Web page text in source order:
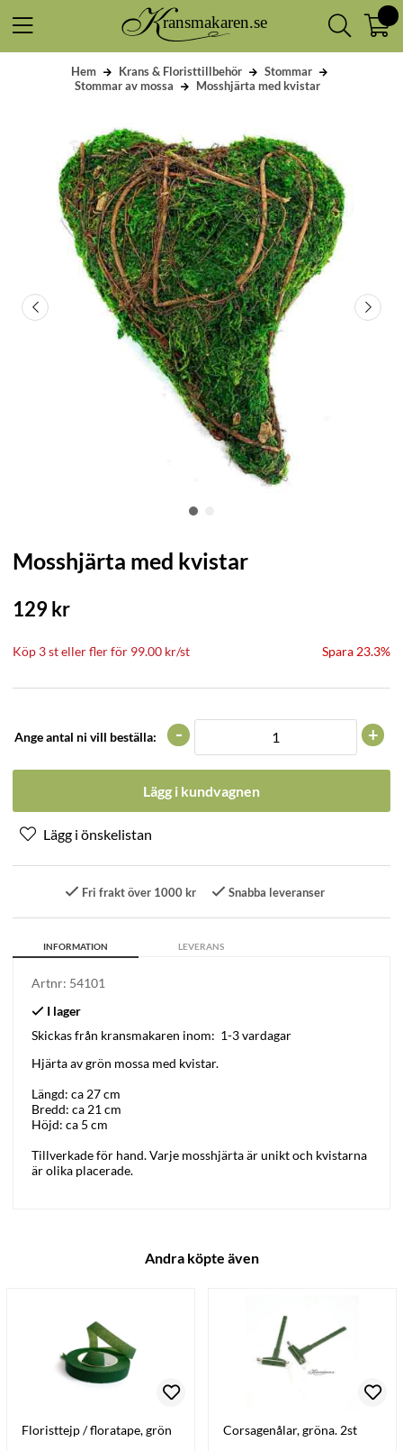
Hem Krans & Floristtillbehör
Stommar
Stommar av mossa
Mosshjärta med kvistar
Mosshjärta med kvistar
129kr
Köp 3 steller fler för 99.00 kr/st Spara 23.3%
Ange antal ni vill beställa: +
-
Lägg i kundvagnen
Fri frakt över 1000 kr Snabba leveranser
INFORMATION LEVERANS
Artnr: 54101
Skickas från kransmakaren inom: 1-3 vardagar
Hjärta av grön mossa med kvistar.
Längd: ca 27 cm
Bredd: ca 21 cm
Höjd: ca 5 cm
Tillverkade för hand. Varje mosshjärta är unikt och kvistarna
är olika placerade.
Andra köpte även
Floristtejp / floratape, grön Corsagenålar, gröna. 2st